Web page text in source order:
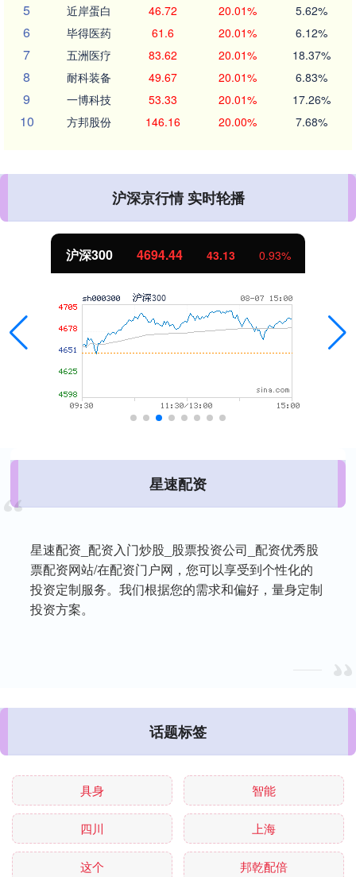
5 近岸蛋白 46.72 20.01% 5.62%
6 毕得医药 61.6 20.01% 6.12%
7 五洲医疗 83.62 20.01% 18.37%
8 耐科装备 49.67 20.01% 6.83%
9 一博科技 53.33 20.01% 17.26%
10 方邦股份 146.16 20.00% 7.68%
沪深京行情 实时轮播
沪深300 4694.44 43.13 0.93%
星速配资
星速配资_配资入门炒股_股票投资公司_配资优秀股
票配资网站/在配资门户网，您可以享受到个性化的
投资定制服务。我们根据您的需求和偏好，量身定制
投资方案。
话题标签
具身 智能
四川 上海
这个 邦乾配倍